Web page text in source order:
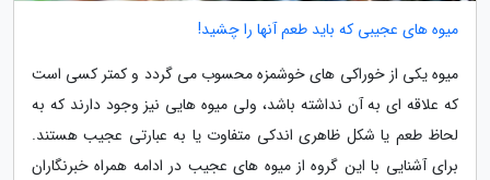
میوه های عجیبی که باید طعم آنها را چشید!
میوه یکی از خوراکی های خوشمزه محسوب می گردد و کمتر کسی است
که علاقه ای به آن نداشته باشد، ولی میوه هایی نیز وجود دارند که به
لحاظ طعم یا شکل ظاهری اندکی متفاوت یا به عبارتی عجیب هستند.
برای آشنایی با این گروه از میوه های عجیب در ادامه همراه خبرنگاران